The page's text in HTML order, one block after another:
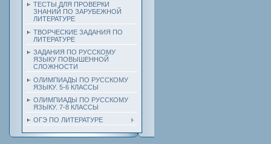
ТЕСТЫ ДЛЯ ПРОВЕРКИ
ЗНАНИЙ ПО ЗАРУБЕЖНОЙ
ЛИТЕРАТУРЕ
ТВОРЧЕСКИЕ ЗАДАНИЯ ПО
ЛИТЕРАТУРЕ
ЗАДАНИЯ ПО РУССКОМУ
ЯЗЫКУ ПОВЫШЕННОЙ
СЛОЖНОСТИ
ОЛИМПИАДЫ ПО РУССКОМУ
ЯЗЫКУ. 5-6 КЛАССЫ
ОЛИМПИАДЫ ПО РУССКОМУ
ЯЗЫКУ. 7-8 КЛАССЫ
ОГЭ ПО ЛИТЕРАТУРЕ